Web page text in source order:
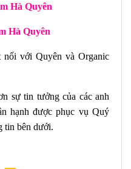
Hà Quyên
Hà Quyên
với Quyên và Organic
sự tin tưởng của các anh
hạnh được phục vụ Quý
tin bên dưới.